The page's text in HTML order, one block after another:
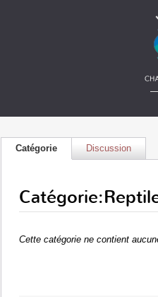
Catégorie Discussion
Cette catégorie ne contient